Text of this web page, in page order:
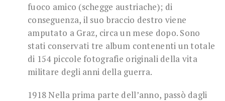
fuoco amico (schegge austriache); di
conseguenza, il suo braccio destro viene
amputato a Graz, circa un mese dopo. Sono
stati conservati tre album contenenti un totale
di 154 piccole fotografie originali della vita
militare degli anni della guerra.
1918 Nella prima parte dell’anno, passò dagli